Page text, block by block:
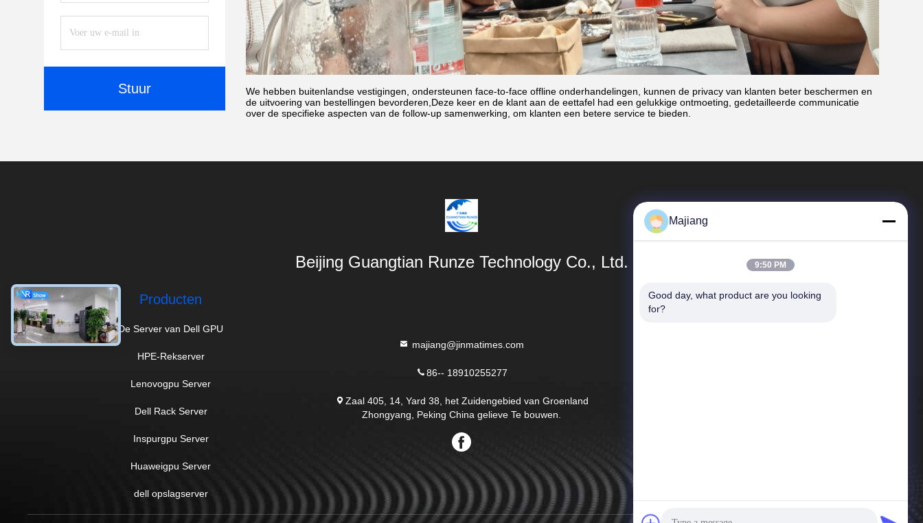
Stuur
We hebben buitenlandse vestigingen, ondersteunen face-to-face offline onderhandelingen, kunnen de privacy van klanten beter beschermen en
de uitvoering van bestellingen bevorderen,Deze keer en de klant aan de eettafel had een gelukkige ontmoeting, gedetailleerde communicatie
over de specifieke aspecten van de follow-up samenwerking, om klanten een betere service te bieden.
Beijing Guangtian Runze Technology Co., Ltd.
Producten
De Server van Dell GPU
HPE-Rekserver
Lenovogpu Server
Dell Rack Server
Inspurgpu Server
Huaweigpu Server
dell opslagserver
majiang@jinmatimes.com
86-- 18910255277
Zaal 405, 14, Yard 38, het Zuidengebied van Groenland
Zhongyang, Peking China gelieve Te bouwen.
Snelle Links
Majiang
9:50 PM
Good day, what product are you looking
for?